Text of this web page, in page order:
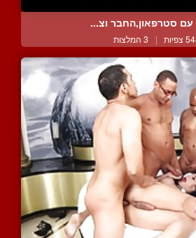
עם סטרפאון,החבר וצ...
| 3 המלצות